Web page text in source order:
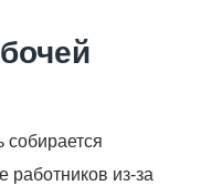
собирается
работников из-за